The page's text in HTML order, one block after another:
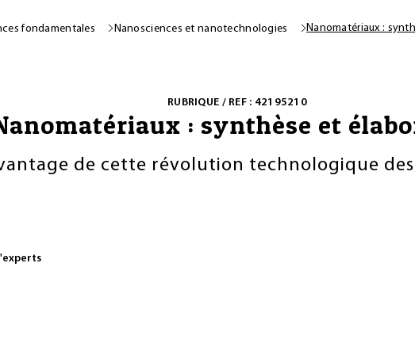
fondamentales Nanosciences et nanotechnologies Nanomatériaux :
RUBRIQUE / REF : 42195210
: synthèse et
de cette révolution technologique des